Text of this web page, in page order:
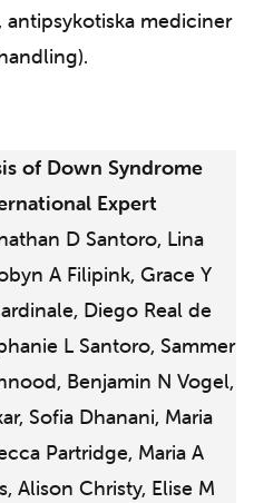
antipsykotiska mediciner
of Down Syndrome
Expert
D Santoro, Lina
A Filipink, Grace Y
Diego Real de
L Santoro, Sammer
Benjamin N Vogel,
Sofia Dhanani, Maria
Partridge, Maria A
Alison Christy, Elise M